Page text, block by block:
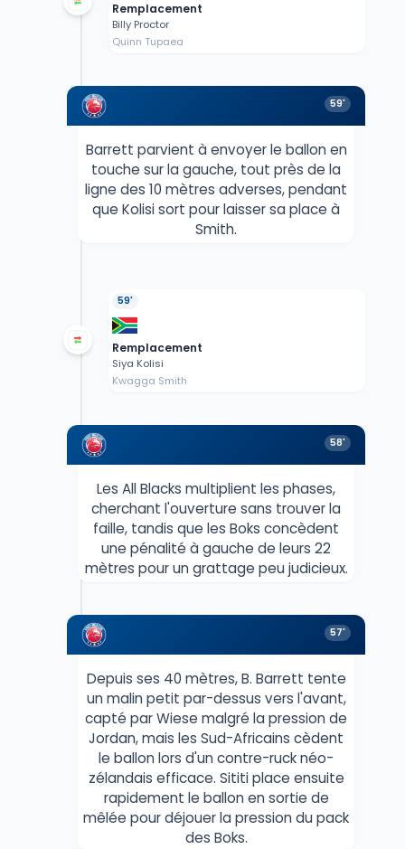
Remplacement
Billy Proctor
Quinn Tupaea
59'
Barrett parvient à envoyer le ballon en
touche sur la gauche, tout près de la
ligne des 10 mètres adverses, pendant
que Kolisi sort pour laisser sa place à
Smith.
59'
Remplacement
Siya Kolisi
Kwagga Smith
58'
Les All Blacks multiplient les phases,
cherchant l'ouverture sans trouver la
faille, tandis que les Boks concèdent
une pénalité à gauche de leurs 22
mètres pour un grattage peu judicieux.
57'
Depuis ses 40 mètres, B. Barrett tente
un malin petit par-dessus vers l'avant,
capté par Wiese malgré la pression de
Jordan, mais les Sud-Africains cèdent
le ballon lors d'un contre-ruck néo-
zélandais efficace. Sititi place ensuite
rapidement le ballon en sortie de
mêlée pour déjouer la pression du pack
des Boks.